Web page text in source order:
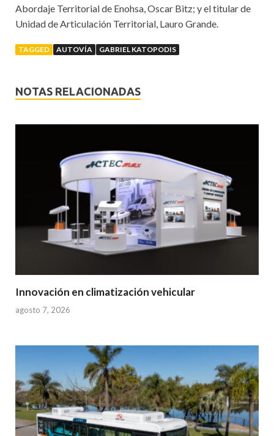
Abordaje Territorial de Enohsa, Oscar Bitz; y el titular de
Unidad de Articulación Territorial, Lauro Grande.
TAGGED AUTOVÍA GABRIEL KATOPODIS
NOTAS RELACIONADAS
Innovación en climatización vehicular
agosto 7, 2026